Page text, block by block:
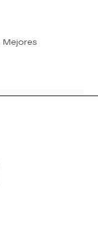
Mejores